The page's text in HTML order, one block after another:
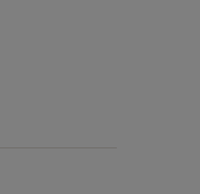
záložce
otevře v nové záložce